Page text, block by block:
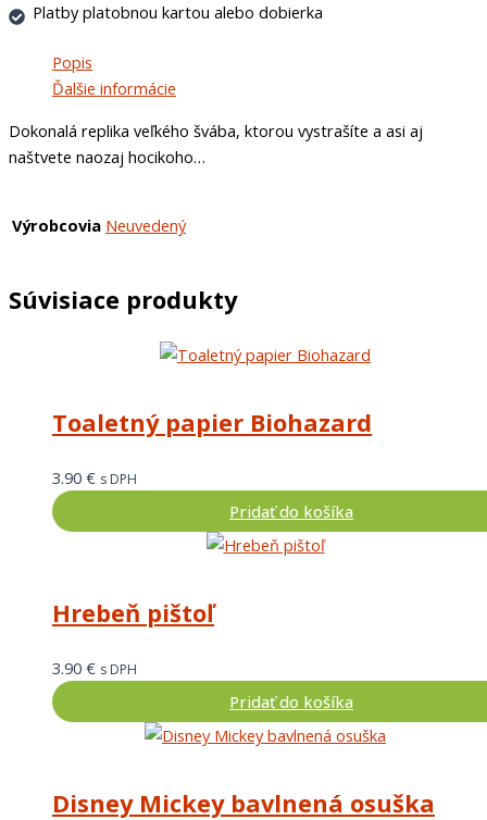
Platby platobnou kartou alebo dobierka
Popis
Ďalšie informácie
Dokonalá replika veľkého švába, ktorou vystrašíte a asi aj
naštvete naozaj hocikoho…
Výrobcovia Neuvedený
Súvisiace produkty
Toaletný papier Biohazard
3.90 € s DPH
Pridať do košíka
Hrebeň pištoľ
3.90 € s DPH
Pridať do košíka
Disney Mickey bavlnená osuška